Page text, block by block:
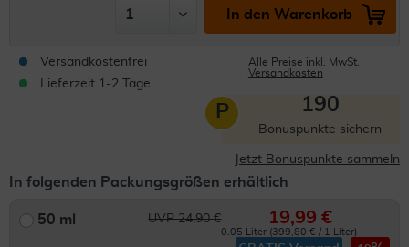
In den Warenkorb
Versandkostenfrei
Lieferzeit 1-2 Tage
Alle Preise inkl. MwSt.
Versandkosten
P 190
Bonuspunkte sichern
Jetzt Bonuspunkte sammeln
In folgenden Packungsgrößen erhältlich
50 ml UVP 24,90 € 19,99 €
0.05 Liter (399,80 € / 1 Liter)